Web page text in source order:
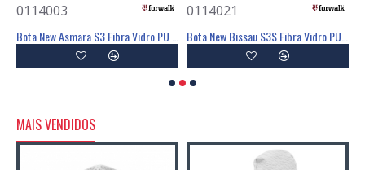
0114003 0114021
MAIS VENDIDOS